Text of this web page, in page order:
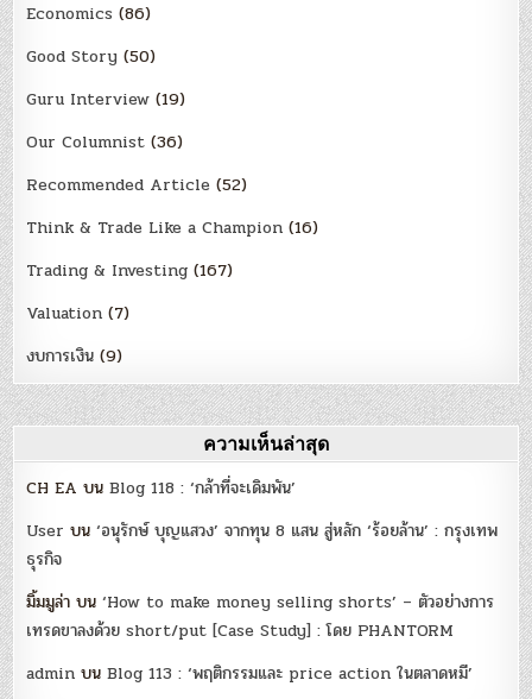
Economics (86)
Good Story (50)
Guru Interview (19)
Our Columnist (36)
Recommended Article (52)
Think & Trade Like a Champion (16)
Trading & Investing (167)
Valuation (7)
งบการเงิน (9)
ความเห็นล่าสุด
CH EA บนBlog 118 : ‘กล้าที่จะเดิมพัน’
User บน‘อนุรักษ์ บุญแสวง’ จากทุน 8 แสน สู่หลัก ‘ร้อยล้าน’ : กรุงเทพ
ธุรกิจ
มิ้มมูล่า บน‘How to make money selling shorts’ – ตัวอย่างการ
เทรดขาลงด้วย short/put [Case Study] : โดย PHANTORM
admin บนBlog 113 : ‘พฤติกรรมและ price action ในตลาดหมี’